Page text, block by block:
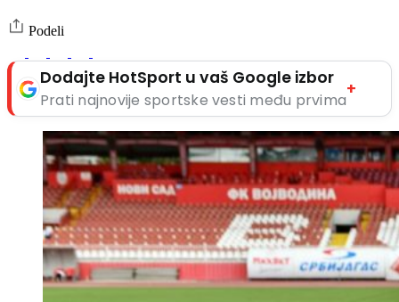
Podeli
Dodajte HotSport u vaš Google izbor
Prati najnovije sportske vesti među prvima
+